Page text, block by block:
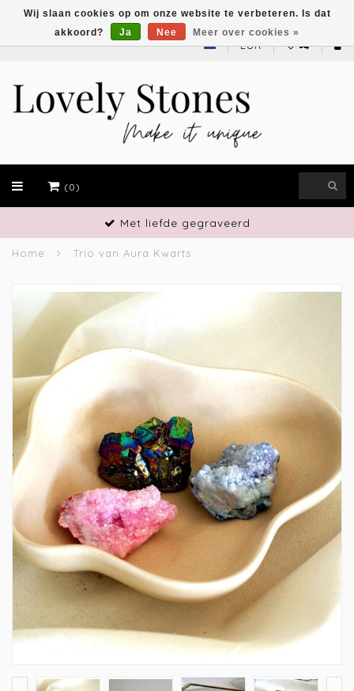
EUR
(0)
Home Trio van Aura Kwarts
Wij slaan cookies op om onze website te verbeteren. Is dat
akkoord?
Ja Nee Meer over cookies »